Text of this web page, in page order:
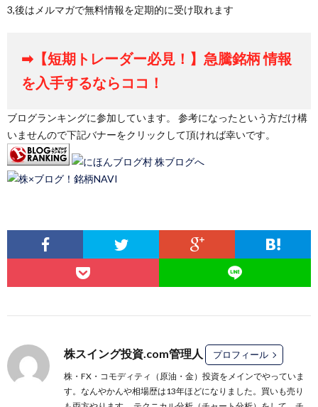
3,後はメルマガで無料情報を定期的に受け取れます
➡【短期トレーダー必見！】急騰銘柄 情報
を入手するならココ！
ブログランキングに参加しています。 参考になったという方だけ構
いませんので下記バナーをクリックして頂ければ幸いです。
株スイング投資.com管理人 プロフィール
株・FX・コモディティ（原油・金）投資をメインでやっていま
す。なんやかんや相場歴は13年ほどになりました。買いも売り